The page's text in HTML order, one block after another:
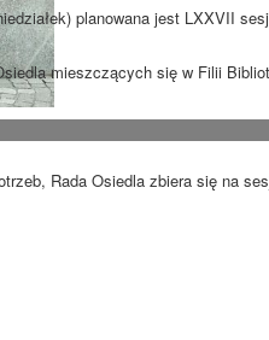
planowana jest LXXVII
mieszczących się w Filii
Rada Osiedla zbiera się na